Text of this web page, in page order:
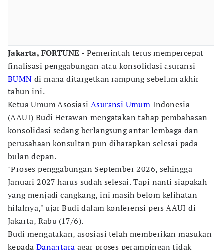
Jakarta, FORTUNE - Pemerintah terus mempercepat
finalisasi penggabungan atau konsolidasi asuransi
BUMN di mana ditargetkan rampung sebelum akhir
tahun ini.
Ketua Umum Asosiasi Asuransi Umum Indonesia
(AAUI) Budi Herawan mengatakan tahap pembahasan
konsolidasi sedang berlangsung antar lembaga dan
perusahaan konsultan pun diharapkan selesai pada
bulan depan.
"Proses penggabungan September 2026, sehingga
Januari 2027 harus sudah selesai. Tapi nanti siapakah
yang menjadi cangkang, ini masih belom kelihatan
hilalnya," ujar Budi dalam konferensi pers AAUI di
Jakarta, Rabu (17/6).
Budi mengatakan, asosiasi telah memberikan masukan
kepada Danantara agar proses perampingan tidak